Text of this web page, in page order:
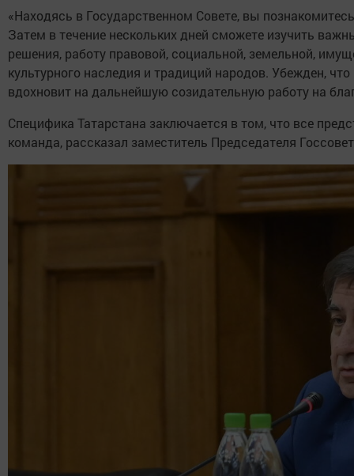
«Находясь в Государственном Совете, вы
Затем в течение нескольких дней сможете изучить
решения, работу правовой, социальной, земельной,
культурного наследия и традиций народов. Убежден,
вдохновит на дальнейшую созидательную работу на
Специфика Татарстана заключается в том, что все
команда, рассказал заместитель Председателя